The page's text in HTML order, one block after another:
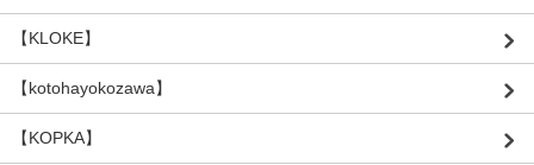
【KLOKE】
【kotohayokozawa】
【KOPKA】